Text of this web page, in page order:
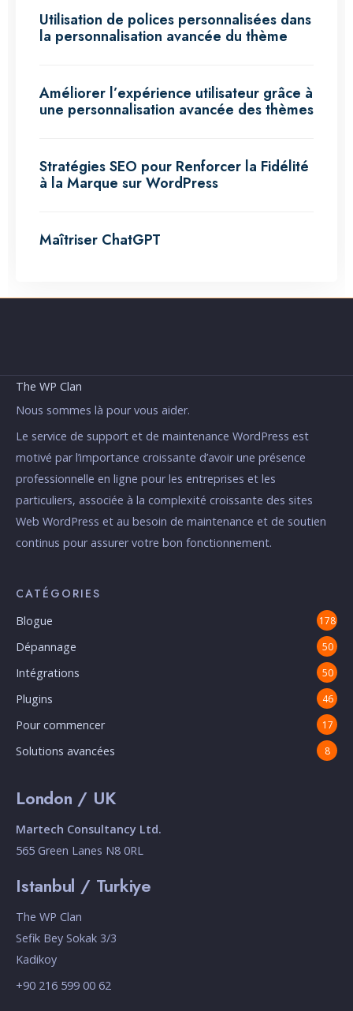
Utilisation de polices personnalisées dans
la personnalisation avancée du thème
Améliorer l’expérience utilisateur grâce à
une personnalisation avancée des thèmes
Stratégies SEO pour Renforcer la Fidélité
à la Marque sur WordPress
Maîtriser ChatGPT
The WP Clan
Nous sommes là pour vous aider.
Le service de support et de maintenance WordPress est
motivé par l’importance croissante d’avoir une présence
professionnelle en ligne pour les entreprises et les
particuliers, associée à la complexité croissante des sites
Web WordPress et au besoin de maintenance et de soutien
continus pour assurer votre bon fonctionnement.
CATÉGORIES
Blogue 178
Dépannage 50
Intégrations 50
Plugins 46
Pour commencer 17
Solutions avancées 8
London / UK
Martech Consultancy Ltd.
565 Green Lanes N8 0RL
Istanbul / Turkiye
The WP Clan
Sefik Bey Sokak 3/3
Kadikoy
+90 216 599 00 62